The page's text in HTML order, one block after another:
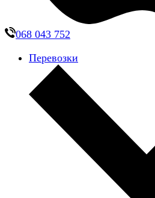
068 043 752
Перевозки